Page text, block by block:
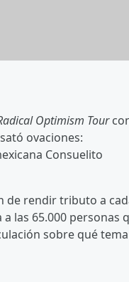
Optimism Tour
ovaciones:
Consuelito
de rendir tributo a
las 65.000 personas
sobre qué tema